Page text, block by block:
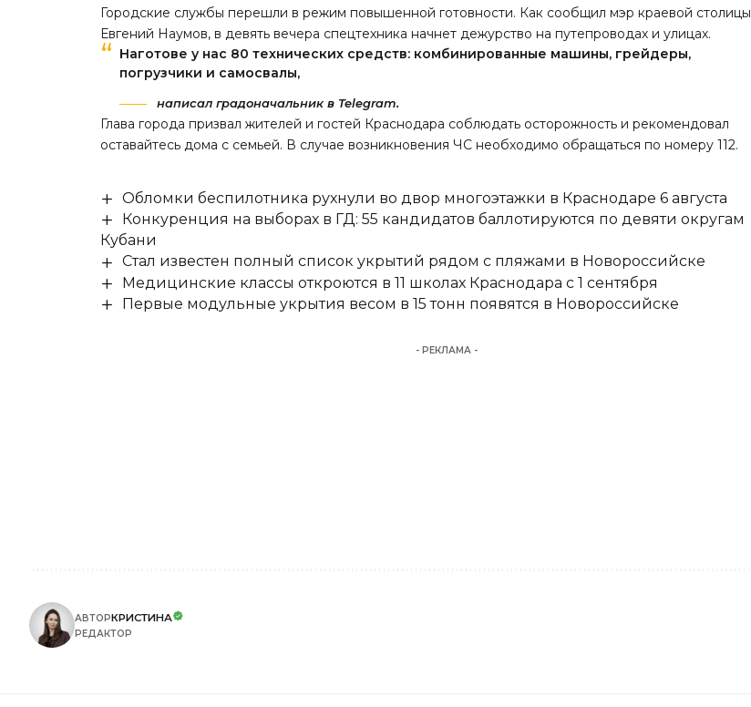
Городские службы перешли в режим повышенной готовности. Как сообщил мэр краевой столицы
Евгений Наумов, в девять вечера спецтехника начнет дежурство на путепроводах и улицах.
Наготове у нас 80 технических средств: комбинированные машины, грейдеры,
погрузчики и самосвалы,
написал градоначальник в Telegram.
Глава города призвал жителей и гостей Краснодара соблюдать осторожность и рекомендовал
оставайтесь дома с семьей. В случае возникновения ЧС необходимо обращаться по номеру 112.
Обломки беспилотника рухнули во двор многоэтажки в Краснодаре 6 августа
Конкуренция на выборах в ГД: 55 кандидатов баллотируются по девяти округам
Кубани
Стал известен полный список укрытий рядом с пляжами в Новороссийске
Медицинские классы откроются в 11 школах Краснодара с 1 сентября
Первые модульные укрытия весом в 15 тонн появятся в Новороссийске
- РЕКЛАМА -
АВТОРКРИСТИНА
РЕДАКТОР